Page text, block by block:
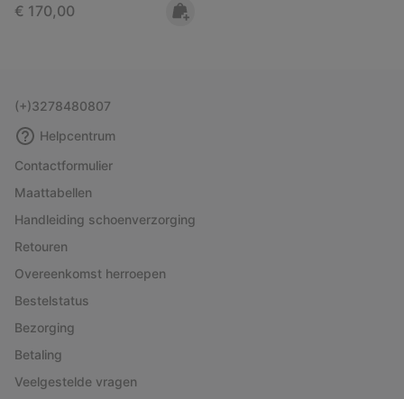
Regular price:
€ 170,00
(+)3278480807
Helpcentrum
Contactformulier
Maattabellen
Handleiding schoenverzorging
Retouren
Overeenkomst herroepen
Bestelstatus
Bezorging
Betaling
Veelgestelde vragen